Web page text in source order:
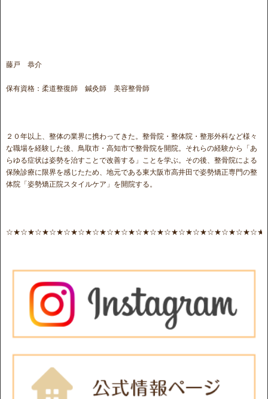
藤戸 恭介
保有資格：柔道整復師 鍼灸師 美容整骨師
２０年以上、整体の業界に携わってきた。整骨院・整体院・整形外科など様々
な職場を経験した後、鳥取市・高知市で整骨院を開院。それらの経験から「あ
らゆる症状は姿勢を治すことで改善する」ことを学ぶ。その後、整骨院による
保険診療に限界を感じたため、地元である東大阪市高井田で姿勢矯正専門の整
体院「姿勢矯正院スタイルケア」を開院する。